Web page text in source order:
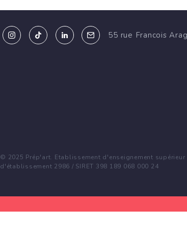
55 rue Francois
© 2025 Prép'art. Etablissement d'enseignement
d'établissement 2986 / SIRET 398 189 068 000 24